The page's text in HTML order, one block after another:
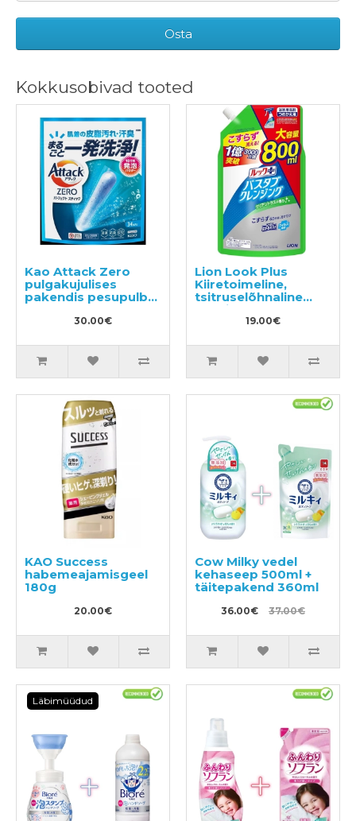
Osta
Kokkusobivad tooted
Kao Attack Zero
pulgakujulises
pakendis pesupulber
30.00€
Lion Look Plus
Kiiretoimeline,
tsitruselõhnaline
täide 800ml
19.00€
KAO Success
habemeajamisgeel
180g
20.00€
Cow Milky vedel
kehaseep 500ml +
täitepakend 360ml
36.00€ 37.00€
Läbimüüdud